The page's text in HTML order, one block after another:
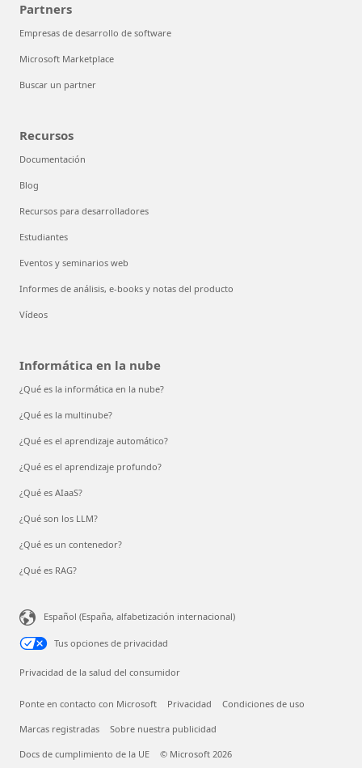
Partners
Empresas de desarrollo de software
Microsoft Marketplace
Buscar un partner
Recursos
Documentación
Blog
Recursos para desarrolladores
Estudiantes
Eventos y seminarios web
Informes de análisis, e-books y notas del producto
Vídeos
Informática en la nube
¿Qué es la informática en la nube?
¿Qué es la multinube?
¿Qué es el aprendizaje automático?
¿Qué es el aprendizaje profundo?
¿Qué es AIaaS?
¿Qué son los LLM?
¿Qué es un contenedor?
¿Qué es RAG?
Español (España, alfabetización internacional)
Tus opciones de privacidad
Privacidad de la salud del consumidor
Ponte en contacto con Microsoft Privacidad Condiciones de uso
Marcas registradas Sobre nuestra publicidad
Docs de cumplimiento de la UE © Microsoft 2026